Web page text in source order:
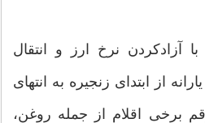
آزادکردن نرخ ارز و انتقال
از ابتدای زنجیره به انتهای
برخی اقلام از جمله روغن،